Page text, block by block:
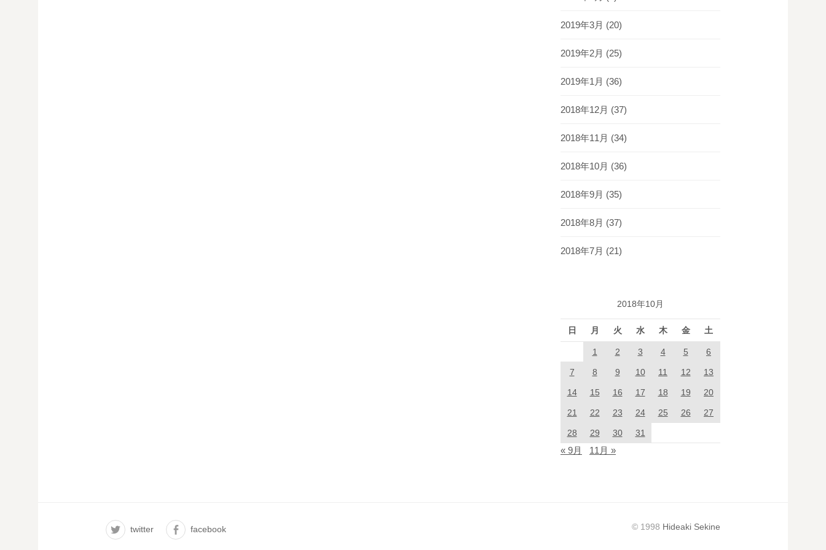
2019年3月 (20)
2019年2月 (25)
2019年1月 (36)
2018年12月 (37)
2018年11月 (34)
2018年10月 (36)
2018年9月 (35)
2018年8月 (37)
2018年7月 (21)
2018年10月
日 月 火 水 木 金 土
1 2 3 4 5 6
7 8 9 10 11 12 13
14 15 16 17 18 19 20
21 22 23 24 25 26 27
28 29 30 31
« 9月 11月 »
twitter facebook © 1998 Hideaki Sekine